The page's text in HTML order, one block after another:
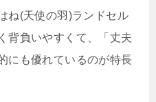
ね(天使の羽)ランドセル
背負いやすくて、「丈夫
にも優れているのが特長